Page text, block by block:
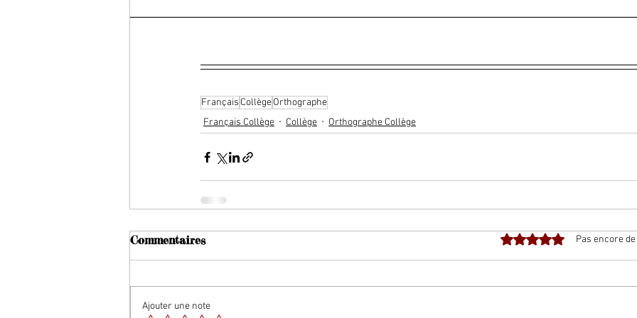
Français CollègeOrthographe
Français Collège
Collège Orthographe Collège
Commentaires Noté 0 étoile sur 5.
Pas encore
Ajouter une note